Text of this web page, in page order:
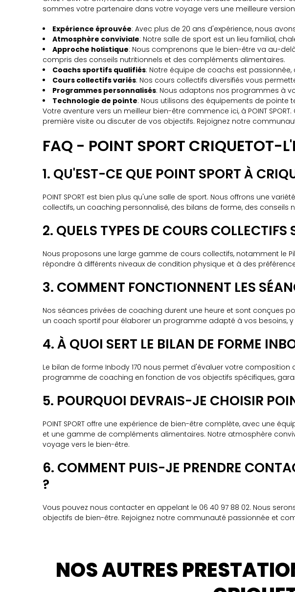
sommes votre partenaire dans votre voyage vers une meilleure
Expérience éprouvée: Avec plus de 20 ans d'expérience, nous
Atmosphère conviviale: Notre salle de sport est un lieu familial,
Approche holistique: Nous comprenons que le bien-être va au-
compris des conseils nutritionnels et des compléments alimentaires.
Coachs sportifs qualifiés: Notre équipe de coachs est
Cours collectifs variés: Nos cours collectifs diversifiés vous
Programmes personnalisés: Nous adaptons nos programmes à
Technologie de pointe: Nous utilisons des équipements de pointe
Votre aventure vers un meilleur bien-être commence ici, à POINT
première visite ou discuter de vos objectifs. Rejoignez notre
FAQ - POINT SPORT CRIQUETOT-
1. QU'EST-CE QUE POINT SPORT À
POINT SPORT est bien plus qu'une salle de sport. Nous offrons une
collectifs, un coaching personnalisé, des bilans de forme, des
2. QUELS TYPES DE COURS
Nous proposons une large gamme de cours collectifs, notamment le
répondre à différents niveaux de condition physique et à des
3. COMMENT FONCTIONNENT LES
Nos séances privées de coaching durent une heure et sont conçues
un coach sportif pour élaborer un programme adapté à vos besoins,
4. À QUOI SERT LE BILAN DE FORME
Le bilan de forme Inbody 170 nous permet d'évaluer votre
programme de coaching en fonction de vos objectifs spécifiques,
5. POURQUOI DEVRAIS-JE CHOISIR
POINT SPORT offre une expérience de bien-être complète, avec une
et une gamme de compléments alimentaires. Notre atmosphère
voyage vers le bien-être.
6. COMMENT PUIS-JE PRENDRE
?
Vous pouvez nous contacter en appelant le 06 40 97 88 02. Nous
objectifs de bien-être. Rejoignez notre communauté passionnée et
NOS AUTRES